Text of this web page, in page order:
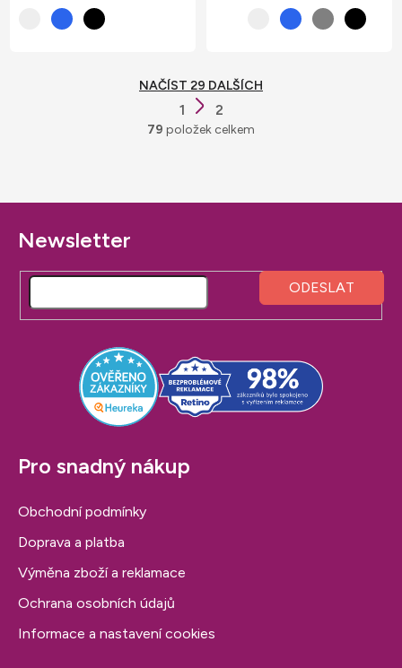
O
v
d
p
r
y
v
ý
NAČÍST 29 DALŠÍCH
S
t
k
n
1 2
79 položek celkem
Z
á
a
Pro snadný nákup
Obchodní podmínky
Doprava a platba
Výměna zboží a reklamace
Ochrana osobních údajů
Informace a nastavení cookies